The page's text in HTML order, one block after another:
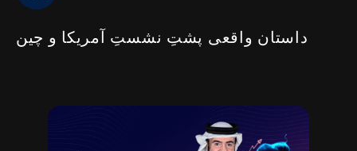
داستان واقعی پشتِ نشستِ آمریکا و چین